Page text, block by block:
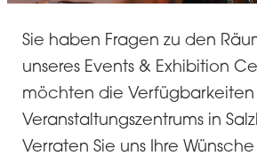
Sie haben Fragen zu den
unseres Events & Exhibition
möchten die Verfügbarkeiten
Veranstaltungszentrums in
Verraten Sie uns Ihre Wünsche